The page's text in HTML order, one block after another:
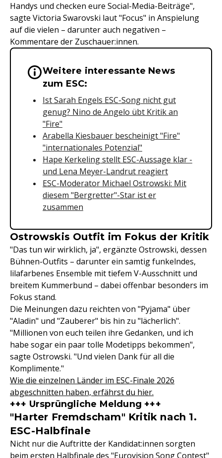
Handys und checken eure Social-Media-Beiträge",
sagte Victoria Swarovski laut "Focus" in Anspielung
auf die vielen – darunter auch negativen –
Kommentare der Zuschauer:innen.
Wichtige Hinweise &
Weitere interessante News
zum ESC:
Ist Sarah Engels ESC-Song nicht gut
genug? Nino de Angelo übt Kritik an
"Fire"
Arabella Kiesbauer bescheinigt "Fire"
"internationales Potenzial"
Hape Kerkeling stellt ESC-Aussage klar -
und Lena Meyer-Landrut reagiert
ESC-Moderator Michael Ostrowski: Mit
diesem "Bergretter"-Star ist er
zusammen
Ostrowskis Outfit im Fokus der Kritik
"Das tun wir wirklich, ja", ergänzte Ostrowski, dessen
Bühnen-Outfits – darunter ein samtig funkelndes,
lilafarbenes Ensemble mit tiefem V-Ausschnitt und
breitem Kummerbund – dabei offenbar besonders im
Fokus stand.
Die Meinungen dazu reichten von "Pyjama" über
"Aladin" und "Zauberer" bis hin zu "lächerlich".
"Millionen von euch teilen ihre Gedanken, und ich
habe sogar ein paar tolle Modetipps bekommen",
sagte Ostrowski. "Und vielen Dank für all die
Komplimente."
Wie die einzelnen Länder im ESC-Finale 2026
abgeschnitten haben, erfährst du hier.
+++ Ursprüngliche Meldung +++
"Harter Fremdscham" Kritik nach 1.
ESC-Halbfinale
Nicht nur die Auftritte der Kandidat:innen sorgten
beim ersten Halbfinale des "Eurovision Song Contest"